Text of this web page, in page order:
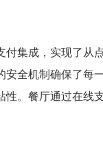
付集成，实现了从
安全机制确保了每
性。餐厅通过在线